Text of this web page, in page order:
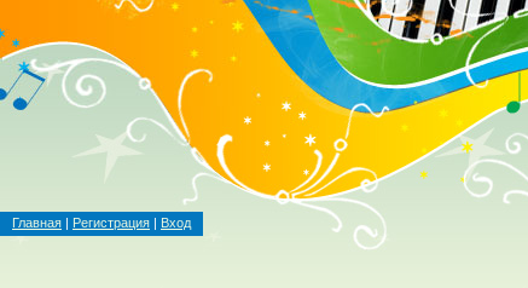
Главная | Регистрация | Вход